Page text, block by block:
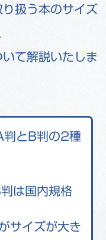
扱う本のサイズ
て解説いたしま
判とB判の2種
は国内規格
サイズが大き